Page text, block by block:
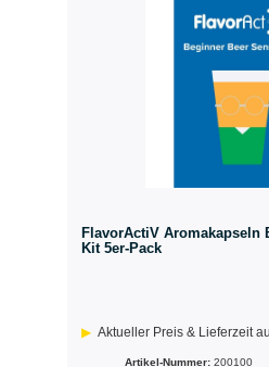
FlavorActiV Aromakapseln
Kit 5er-Pack
Aktueller Preis & Lieferzeit
Artikel-Nummer: 200100